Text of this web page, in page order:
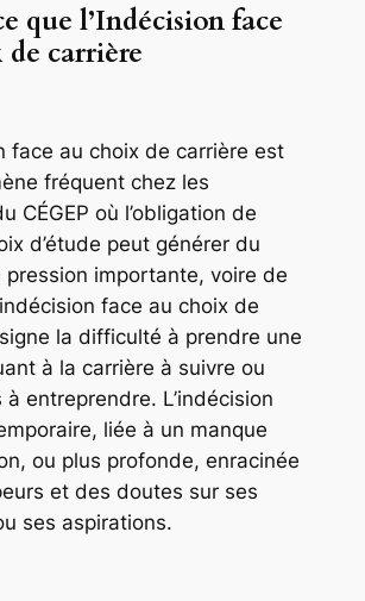
que l’Indécision face
carrière
face au choix de carrière est
fréquent chez les
CÉGEP où l’obligation de
d’étude peut générer du
pression importante, voire de
face au choix de
la difficulté à prendre une
à la carrière à suivre ou
entreprendre. L’indécision
liée à un manque
ou plus profonde, enracinée
et des doutes sur ses
ses aspirations.